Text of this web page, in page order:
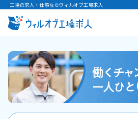
工場の求人・仕事ならウィルオブ工場求人